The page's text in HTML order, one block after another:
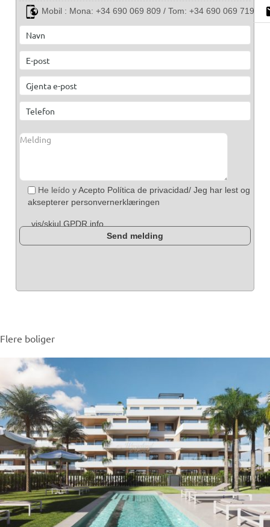
Mobil : Mona: +34 690 069 809 / Tom: +34 690 069 719
He leído yAcepto Política de privacidad/ Jeg har lest og
aksepterer personvernerklæringen
vis/skjul GPDR info
Flere boliger